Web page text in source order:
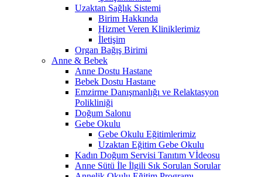
Uzaktan Sağlık Sistemi
Birim Hakkında
Hizmet Veren Kliniklerimiz
İletişim
Organ Bağış Birimi
Anne & Bebek
Anne Dostu Hastane
Bebek Dostu Hastane
Emzirme Danışmanlığı ve Relaktasyon
Polikliniği
Doğum Salonu
Gebe Okulu
Gebe Okulu Eğitimlerimiz
Uzaktan Eğitim Gebe Okulu
Kadın Doğum Servisi Tanıtım Vİdeosu
Anne Sütü İle İlgili Sık Sorulan Sorular